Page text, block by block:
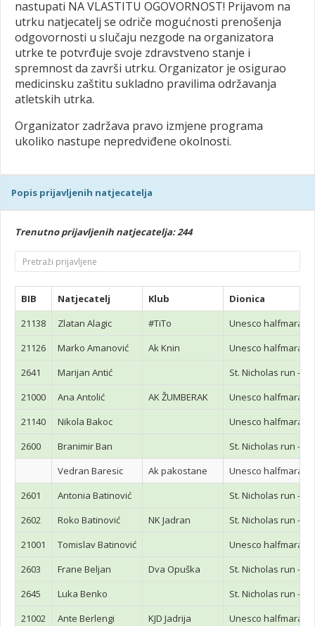
nastupati NA VLASTITU OGOVORNOST! Prijavom na
utrku natjecatelj se odriče mogućnosti prenošenja
odgovornosti u slučaju nezgode na organizatora
utrke te potvrđuje svoje zdravstveno stanje i
spremnost da završi utrku. Organizator je osigurao
medicinsku zaštitu sukladno pravilima održavanja
atletskih utrka.
Organizator zadržava pravo izmjene programa
ukoliko nastupe nepredviđene okolnosti.
Popis prijavljenih natjecatelja
Trenutno prijavljenih natjecatelja: 244
BIB Natjecatelj Klub
Dionica
21138
Zlatan Alagic #TiTo
Unesco
21126
Marko Amanović Ak Knin
Unesco
2641
Marijan Antić
St. Nicholas run -
21000
Ana Antolić AK ŽUMBERAK
Unesco
21140
Nikola Bakoc
Unesco
2600
Branimir Ban
St. Nicholas run -
Vedran Baresic
Ak pakostane
Unesco
2601
Antonia Batinović
St. Nicholas run -
2602
Roko Batinović NK Jadran
St. Nicholas run -
21001
Tomislav Batinović
Unesco
2603
Frane Beljan Dva Opuška
St. Nicholas run -
2645
Luka Benko
St. Nicholas run -
21002
Ante Berlengi KJD Jadrija
Unesco